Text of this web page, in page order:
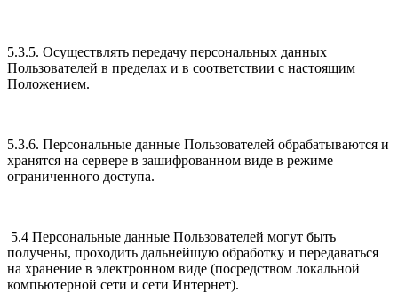
5.3.5. Осуществлять передачу персональных данных
Пользователей в пределах и в соответствии с настоящим
Положением.
5.3.6. Персональные данные Пользователей обрабатываются и
хранятся на сервере в зашифрованном виде в режиме
ограниченного доступа.
5.4 Персональные данные Пользователей могут быть
получены, проходить дальнейшую обработку и передаваться
на хранение в электронном виде (посредством локальной
компьютерной сети и сети Интернет).